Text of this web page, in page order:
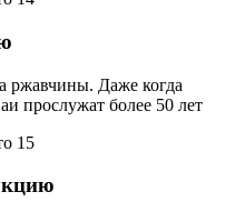
ржавчины. Даже когда
прослужат более 50 лет